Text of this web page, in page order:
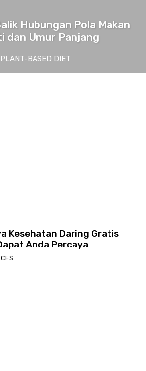
Hubungan Pola Makan
dan Umur Panjang
PLANT-BASED DIET
Kesehatan Daring Gratis
Anda Percaya